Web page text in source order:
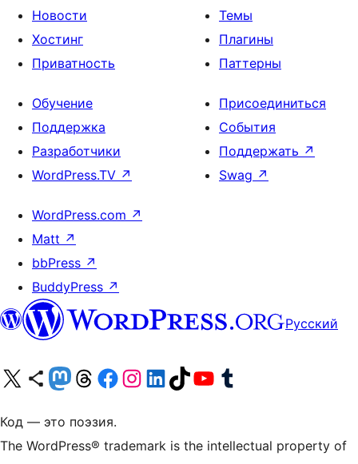
Новости
Хостинг
Приватность
Темы
Плагины
Паттерны
Обучение
Поддержка
Разработчики
WordPress.TV ↗
Присоединиться
События
Поддержать ↗
Swag ↗
WordPress.com ↗
Matt ↗
bbPress ↗
BuddyPress ↗
Русский
Посетите нас в X (ранее Twitter)
Посетите нашу учётную запись в Bluesky
Посетите нашу ленту в Mastodon
Посетите нашу учётную запись в Threads
Посетите нашу страницу на Facebook
Посетите наш Instagram
Посетите нашу страницу в LinkedIn
Посетите нашу учётную запись в TikTok
Посетите наш канал YouTube
Посетите нашу учётную запись в Tumblr
Код — это поэзия.
The WordPress® trademark is the intellectual property of